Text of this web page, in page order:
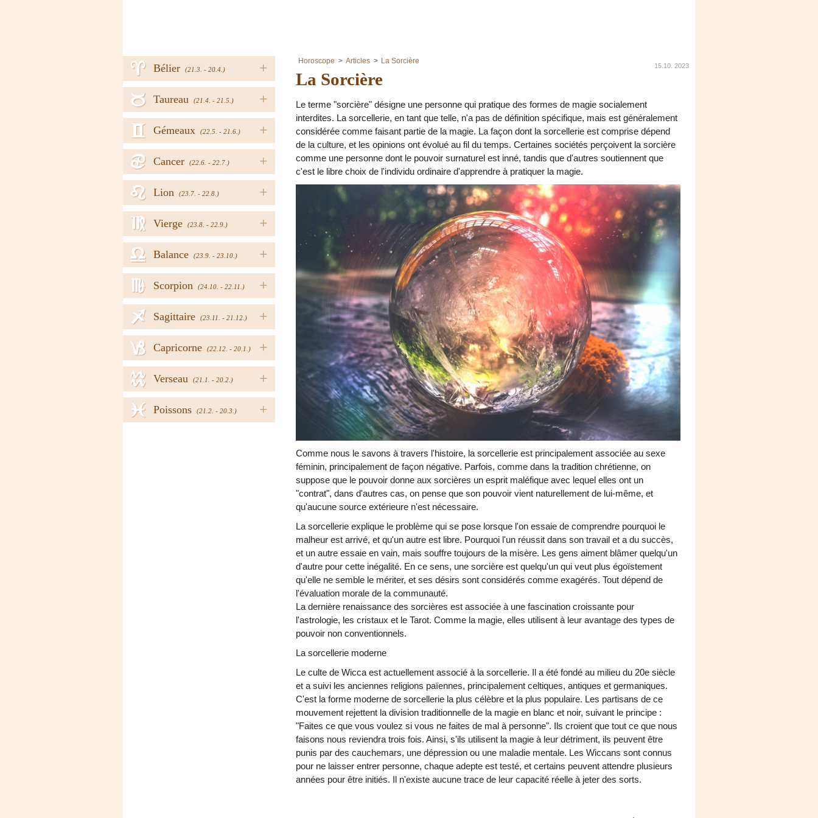
+
Bélier (21.3. - 20.4.)
a
+
Taureau (21.4. - 21.5.)
b
+
Gémeaux (22.5. - 21.6.)
c
+
Cancer (22.6. - 22.7.)
d
+
Lion (23.7. - 22.8.)
e
+
Vierge (23.8. - 22.9.)
f
+
Balance (23.9. - 23.10.)
g
+
Scorpion (24.10. - 22.11.)
h
+
Sagittaire (23.11. - 21.12.)
i
+
Capricorne (22.12. - 20.1.)
j
+
Verseau (21.1. - 20.2.)
k
+
Poissons (21.2. - 20.3.)
l
Horoscope Articles La Sorcière
15.10. 2023
La Sorcière
Le terme "sorcière" désigne une personne qui pratique des formes de magie socialement
interdites. La sorcellerie, en tant que telle, n'a pas de définition spécifique, mais est généralement
considérée comme faisant partie de la magie. La façon dont la sorcellerie est comprise dépend
de la culture, et les opinions ont évolué au fil du temps. Certaines sociétés perçoivent la sorcière
comme une personne dont le pouvoir surnaturel est inné, tandis que d'autres soutiennent que
c'est le libre choix de l'individu ordinaire d'apprendre à pratiquer la magie.
Comme nous le savons à travers l'histoire, la sorcellerie est principalement associée au sexe
féminin, principalement de façon négative. Parfois, comme dans la tradition chrétienne, on
suppose que le pouvoir donne aux sorcières un esprit maléfique avec lequel elles ont un
"contrat", dans d'autres cas, on pense que son pouvoir vient naturellement de lui-même, et
qu'aucune source extérieure n'est nécessaire.
La sorcellerie explique le problème qui se pose lorsque l'on essaie de comprendre pourquoi le
malheur est arrivé, et qu'un autre est libre. Pourquoi l'un réussit dans son travail et a du succès,
et un autre essaie en vain, mais souffre toujours de la misère. Les gens aiment blâmer quelqu'un
d'autre pour cette inégalité. En ce sens, une sorcière est quelqu'un qui veut plus égoïstement
qu'elle ne semble le mériter, et ses désirs sont considérés comme exagérés. Tout dépend de
l'évaluation morale de la communauté.
La dernière renaissance des sorcières est associée à une fascination croissante pour
l'astrologie, les cristaux et le Tarot. Comme la magie, elles utilisent à leur avantage des types de
pouvoir non conventionnels.
La sorcellerie moderne
Le culte de Wicca est actuellement associé à la sorcellerie. Il a été fondé au milieu du 20e siècle
et a suivi les anciennes religions païennes, principalement celtiques, antiques et germaniques.
C'est la forme moderne de sorcellerie la plus célèbre et la plus populaire. Les partisans de ce
mouvement rejettent la division traditionnelle de la magie en blanc et noir, suivant le principe :
"Faites ce que vous voulez si vous ne faites de mal à personne". Ils croient que tout ce que nous
faisons nous reviendra trois fois. Ainsi, s'ils utilisent la magie à leur détriment, ils peuvent être
punis par des cauchemars, une dépression ou une maladie mentale. Les Wiccans sont connus
pour ne laisser entrer personne, chaque adepte est testé, et certains peuvent attendre plusieurs
années pour être initiés. Il n'existe aucune trace de leur capacité réelle à jeter des sorts.